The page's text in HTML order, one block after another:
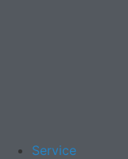
Service